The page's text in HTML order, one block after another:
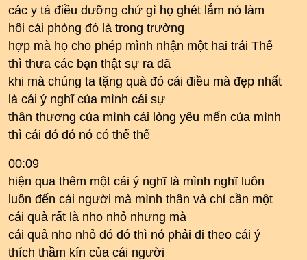
các y tá điều dưỡng chứ gì họ ghét lắm nó làm
hôi cái phòng đó là trong trường
hợp mà họ cho phép mình nhận một hai trái Thế
thì thưa các bạn thật sự ra đã
khi mà chúng ta tặng quà đó cái điều mà đẹp nhất
là cái ý nghĩ của mình cái sự
thân thương của mình cái lòng yêu mến của mình
thì cái đó đó nó có thể thể
00:09
hiện qua thêm một cái ý nghĩ là mình nghĩ luôn
luôn đến cái người mà mình thân và chỉ cần một
cái quà rất là nho nhỏ nhưng mà
cái quả nho nhỏ đó đó thì nó phải đi theo cái ý
thích thầm kín của cái người